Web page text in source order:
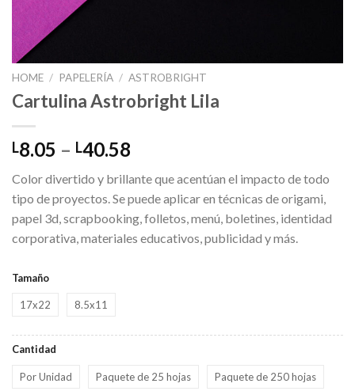
HOME / PAPELERÍA / ASTROBRIGHT
Cartulina Astrobright Lila
L8.05 – L40.58
L8.05
through
L40.58
Color divertido y brillante que acentúan el impacto de todo
tipo de proyectos. Se puede aplicar en técnicas de origami,
papel 3d, scrapbooking, folletos, menú, boletines, identidad
corporativa, materiales educativos, publicidad y más.
Tamaño
17x22 8.5x11
Cantidad
Por Unidad Paquete de 25 hojas Paquete de 250 hojas